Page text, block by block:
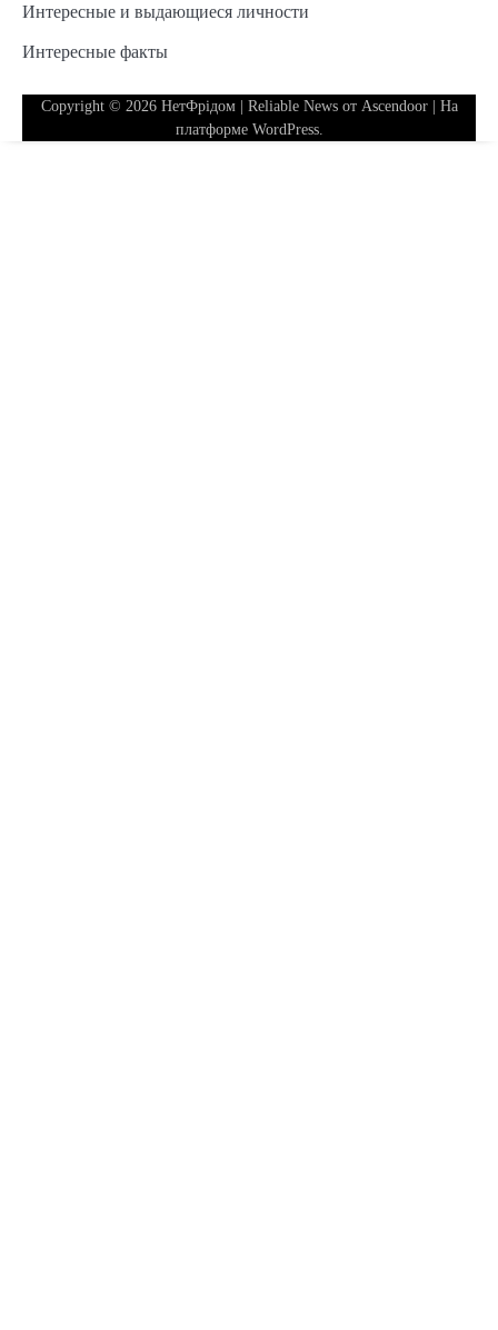
Интересные и выдающиеся личности
Интересные факты
Copyright © 2026 НетФрідом| Reliable News от Ascendoor| На
платформе WordPress.